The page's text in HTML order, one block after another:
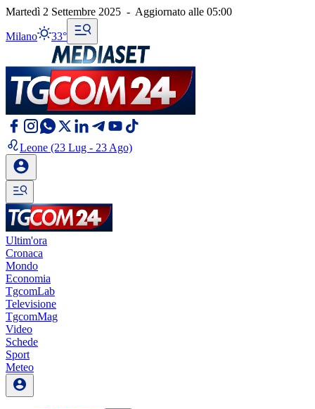
Martedì 2 Settembre 2025 - Aggiornato alle 05:00
Milano 33°
Leone (23 Lug - 23 Ago)
Ultim'ora
Cronaca
Mondo
Economia
TgcomLab
Televisione
TgcomMag
Video
Schede
Sport
Meteo